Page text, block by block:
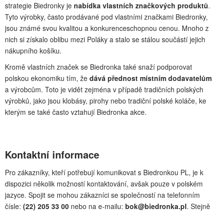
strategie Biedronky je nabídka vlastních značkových produktů.
Tyto výrobky, často prodávané pod vlastními značkami Biedronky,
jsou známé svou kvalitou a konkurenceschopnou cenou. Mnoho z
nich si získalo oblibu mezi Poláky a stalo se stálou součástí jejich
nákupního košíku.
Kromě vlastních značek se Biedronka také snaží podporovat
polskou ekonomiku tím, že dává přednost místním dodavatelům
a výrobcům. Toto je vidět zejména v případě tradičních polských
výrobků, jako jsou klobásy, pirohy nebo tradiční polské koláče, ke
kterým se také často vztahují Biedronka akce.
Kontaktní informace
Pro zákazníky, kteří potřebují komunikovat s Biedronkou PL, je k
dispozici několik možností kontaktování, avšak pouze v polském
jazyce. Spojit se mohou zákazníci se společností na telefonním
čísle: (22) 205 33 00 nebo na e-mailu: bok@biedronka.pl. Stejně